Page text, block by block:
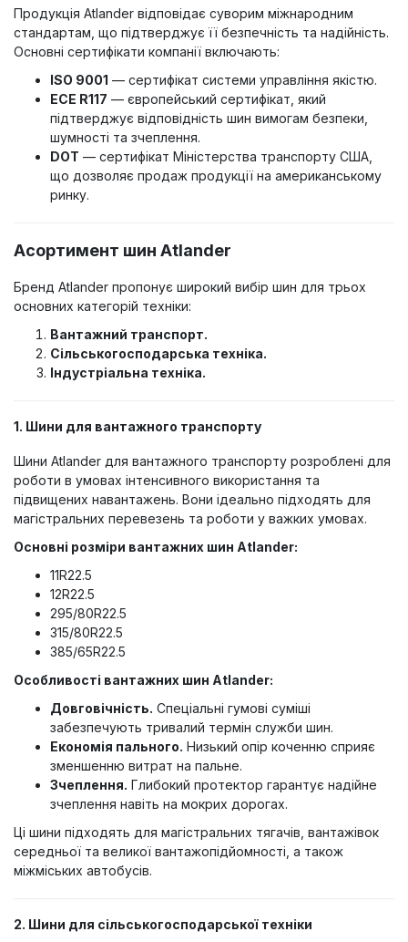
Продукція Atlander відповідає суворим міжнародним
стандартам, що підтверджує її безпечність та надійність.
Основні сертифікати компанії включають:
ISO 9001 — сертифікат системи управління якістю.
ECE R117 — європейський сертифікат, який
підтверджує відповідність шин вимогам безпеки,
шумності та зчеплення.
DOT — сертифікат Міністерства транспорту США,
що дозволяє продаж продукції на американському
ринку.
Асортимент шин Atlander
Бренд Atlander пропонує широкий вибір шин для трьох
основних категорій техніки:
Вантажний транспорт.
Сільськогосподарська техніка.
Індустріальна техніка.
1. Шини для вантажного транспорту
Шини Atlander для вантажного транспорту розроблені для
роботи в умовах інтенсивного використання та
підвищених навантажень. Вони ідеально підходять для
магістральних перевезень та роботи у важких умовах.
Основні розміри вантажних шин Atlander:
11R22.5
12R22.5
295/80R22.5
315/80R22.5
385/65R22.5
Особливості вантажних шин Atlander:
Довговічність. Спеціальні гумові суміші
забезпечують тривалий термін служби шин.
Економія пального. Низький опір коченню сприяє
зменшенню витрат на пальне.
Зчеплення. Глибокий протектор гарантує надійне
зчеплення навіть на мокрих дорогах.
Ці шини підходять для магістральних тягачів, вантажівок
середньої та великої вантажопідйомності, а також
міжміських автобусів.
2. Шини для сільськогосподарської техніки